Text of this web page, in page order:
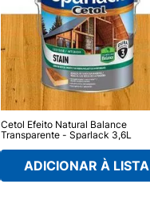
Cetol Efeito Natural Balance
Transparente - Sparlack 3,6L
ADICIONAR À LISTA